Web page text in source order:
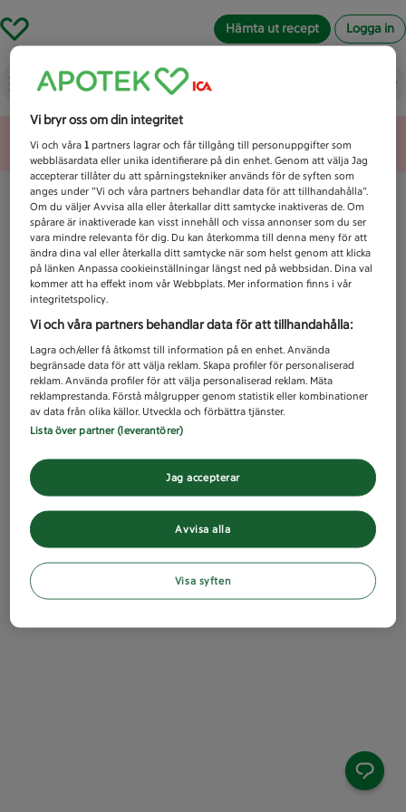
Hämta ut recept Logga in
Vad letar du efter idag?
Unknown error
Vi bryr oss om din integritet
Vi och våra1 partners lagrar och får tillgång till personuppgifter som
webbläsardata eller unika identifierare på din enhet. Genom att välja Jag
accepterar tillåter du att spårningstekniker används för de syften som
anges under ”Vi och våra partners behandlar data för att tillhandahålla”.
Om du väljer Avvisa alla eller återkallar ditt samtycke inaktiveras de. Om
spårare är inaktiverade kan visst innehåll och vissa annonser som du ser
vara mindre relevanta för dig. Du kan återkomma till denna meny för att
ändra dina val eller återkalla ditt samtycke när som helst genom att klicka
på länken Anpassa cookieinställningar längst ned på webbsidan. Dina val
kommer att ha effekt inom vår Webbplats. Mer information finns i vår
integritetspolicy.
Vi och våra partners behandlar data för att tillhandahålla:
Lagra och/eller få åtkomst till information på en enhet. Använda
begränsade data för att välja reklam. Skapa profiler för personaliserad
reklam. Använda profiler för att välja personaliserad reklam. Mäta
reklamprestanda. Förstå målgrupper genom statistik eller kombinationer
av data från olika källor. Utveckla och förbättra tjänster.
Lista över partner (leverantörer)
Avvisa alla
Jag accepterar
Visa syften